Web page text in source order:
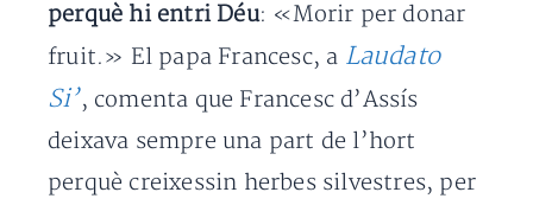
perquè hi entri Déu: «Morir per donar
fruit.» El papa Francesc, a Laudato
Si’, comenta que Francesc d’Assís
deixava sempre una part de l’hort
perquè creixessin herbes silvestres, per